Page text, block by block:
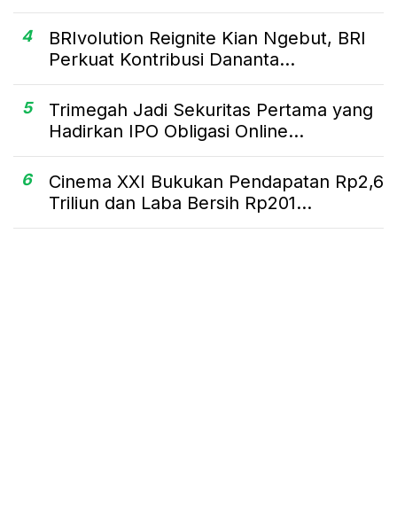
4
BRIvolution Reignite Kian Ngebut, BRI
Perkuat Kontribusi Dananta...
5
Trimegah Jadi Sekuritas Pertama yang
Hadirkan IPO Obligasi Online...
6
Cinema XXI Bukukan Pendapatan Rp2,6
Triliun dan Laba Bersih Rp201...